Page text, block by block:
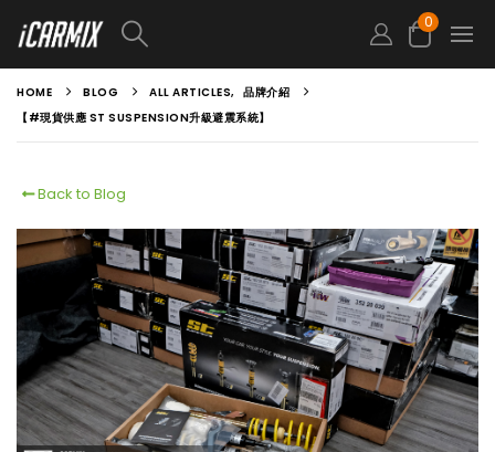
0
HOME BLOG ALL ARTICLES, 品牌介紹
【#現貨供應 ST SUSPENSION升級避震系統】
Back to Blog